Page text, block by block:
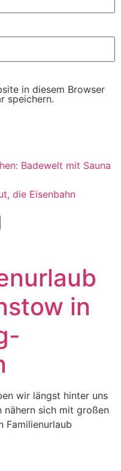
in diesem Browser
speichern.
Badewelt mit Sauna
die Eisenbahn
in
wir längst hinter uns
nähern sich mit großen
Familienurlaub